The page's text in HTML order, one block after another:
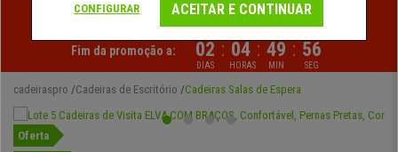
Fim da promoção a: 02
DIAS
: 04
HORAS
: 49
MIN
: 56
SEG
Exclusivos por Tempo Limitado - Ver Promoção
cadeiraspro Cadeiras de Escritório Cadeiras Salas de Espera
Oferta
CONFIGURAR ACEITAR E CONTINUAR